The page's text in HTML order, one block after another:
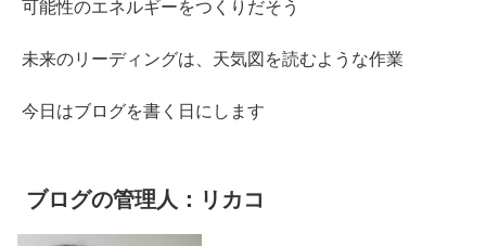
可能性のエネルギーをつくりだそう
未来のリーディングは、天気図を読むような作業
今日はブログを書く日にします
ブログの管理人：リカコ